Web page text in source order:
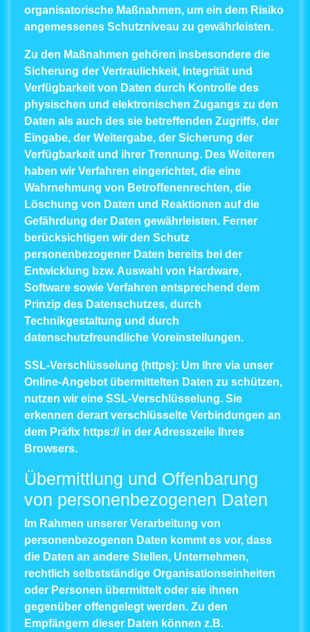
organisatorische Maßnahmen, um ein dem Risiko
angemessenes Schutzniveau zu gewährleisten.
Zu den Maßnahmen gehören insbesondere die
Sicherung der Vertraulichkeit, Integrität und
Verfügbarkeit von Daten durch Kontrolle des
physischen und elektronischen Zugangs zu den
Daten als auch des sie betreffenden Zugriffs, der
Eingabe, der Weitergabe, der Sicherung der
Verfügbarkeit und ihrer Trennung. Des Weiteren
haben wir Verfahren eingerichtet, die eine
Wahrnehmung von Betroffenenrechten, die
Löschung von Daten und Reaktionen auf die
Gefährdung der Daten gewährleisten. Ferner
berücksichtigen wir den Schutz
personenbezogener Daten bereits bei der
Entwicklung bzw. Auswahl von Hardware,
Software sowie Verfahren entsprechend dem
Prinzip des Datenschutzes, durch
Technikgestaltung und durch
datenschutzfreundliche Voreinstellungen.
SSL-Verschlüsselung (https): Um Ihre via unser
Online-Angebot übermittelten Daten zu schützen,
nutzen wir eine SSL-Verschlüsselung. Sie
erkennen derart verschlüsselte Verbindungen an
dem Präfix https:// in der Adresszeile Ihres
Browsers.
Übermittlung und Offenbarung
von personenbezogenen Daten
Im Rahmen unserer Verarbeitung von
personenbezogenen Daten kommt es vor, dass
die Daten an andere Stellen, Unternehmen,
rechtlich selbstständige Organisationseinheiten
oder Personen übermittelt oder sie ihnen
gegenüber offengelegt werden. Zu den
Empfängern dieser Daten können z.B.